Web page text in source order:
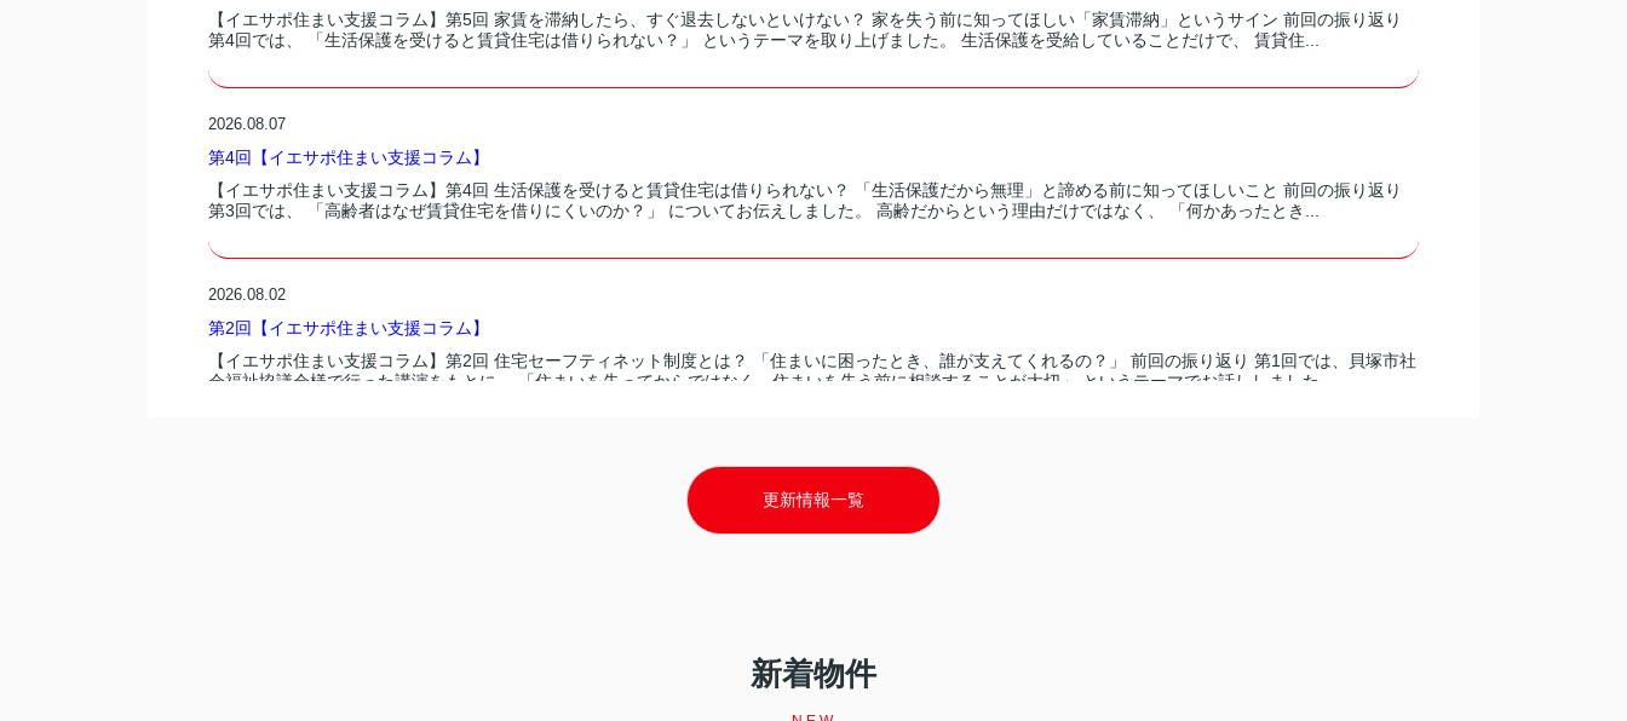
【イエサポ住まい支援コラム】第5回 家賃を滞納したら、すぐ退去しないといけない？ 家を失う前に知ってほしい「家賃滞納」というサイン 前回の振り返り
第4回では、 「生活保護を受けると賃貸住宅は借りられない？」 というテーマを取り上げました。 生活保護を受給していることだけで、 賃貸住...
2026.08.07
第4回【イエサポ住まい支援コラム】
【イエサポ住まい支援コラム】第4回 生活保護を受けると賃貸住宅は借りられない？ 「生活保護だから無理」と諦める前に知ってほしいこと 前回の振り返り
第3回では、 「高齢者はなぜ賃貸住宅を借りにくいのか？」 についてお伝えしました。 高齢だからという理由だけではなく、 「何かあったとき...
2026.08.02
第2回【イエサポ住まい支援コラム】
【イエサポ住まい支援コラム】第2回 住宅セーフティネット制度とは？ 「住まいに困ったとき、誰が支えてくれるの？」 前回の振り返り 第1回では、貝塚市社
会福祉協議会様で行った講演をもとに、 「住まいを失ってからではなく、住まいを失う前に相談することが大切」 というテーマでお話ししました...
【イエサポ住まい支援コラム】第1回 社会福祉協議会様で講演しました 「住宅セーフティネット制度 ～住まいを失う前にできること～」 先日、貝塚市社会福
更新情報一覧
新着物件